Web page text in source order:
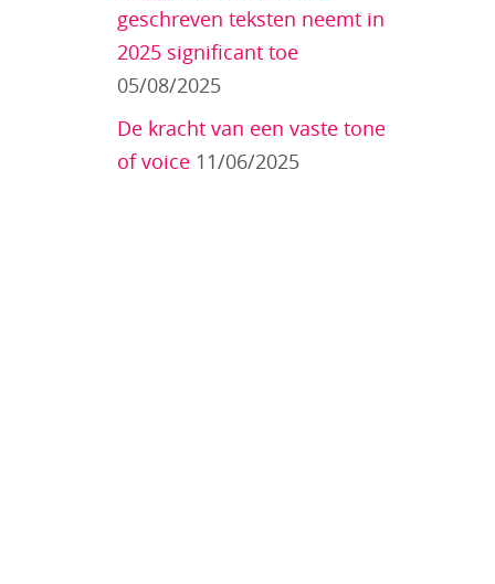
geschreven teksten neemt in
2025 significant toe
05/08/2025
De kracht van een vaste tone
of voice 11/06/2025